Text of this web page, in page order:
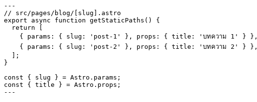
---
// src/pages/blog/[slug].astro
export async function getStaticPaths() {
  return [
    { params: { slug: 'post-1' }, props: { title: 'บทความ 1' } },
    { params: { slug: 'post-2' }, props: { title: 'บทความ 2' } },
  ];
}
const { slug } = Astro.params;
const { title } = Astro.props;
---